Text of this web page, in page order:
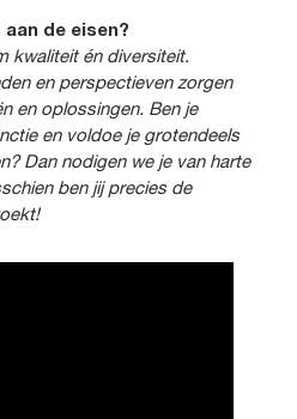
de eisen?
kwaliteit én diversiteit.
en perspectieven zorgen
en oplossingen. Ben je
en voldoe je grotendeels
Dan nodigen we je van harte
ben jij precies de